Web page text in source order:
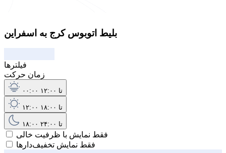
بلیط اتوبوس کرج به اسفراین
فیلترها
زمان حرکت
۰۰:۰۰ تا ۱۲:۰۰
۱۲:۰۰ تا ۱۸:۰۰
۱۸:۰۰ تا ۲۴:۰۰
فقط نمایش با ظرفیت خالی
فقط نمایش تخفیف‌دارها